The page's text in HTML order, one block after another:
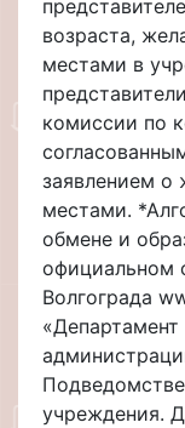
возраста,
местами в
комиссии по
заявлением о
местами.
обмене и
официальном
Волгограда
учреждения.